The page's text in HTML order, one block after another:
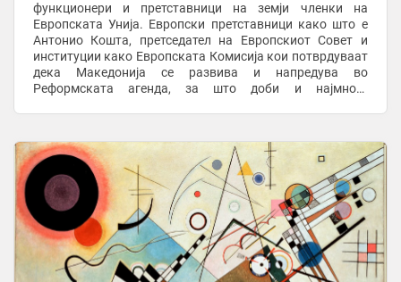
функционери и претставници на земји членки на
Европската Унија. Европски претставници како што е
Антонио Кошта, претседател на Европскиот Совет и
институции како Европската Комисија кои потврдуваат
дека Македонија се развива и напредува во
Реформската агенда, за што доби и најмногу